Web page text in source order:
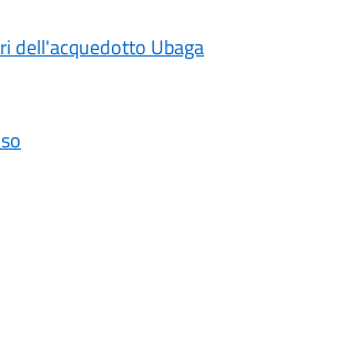
dell'acquedotto Ubaga